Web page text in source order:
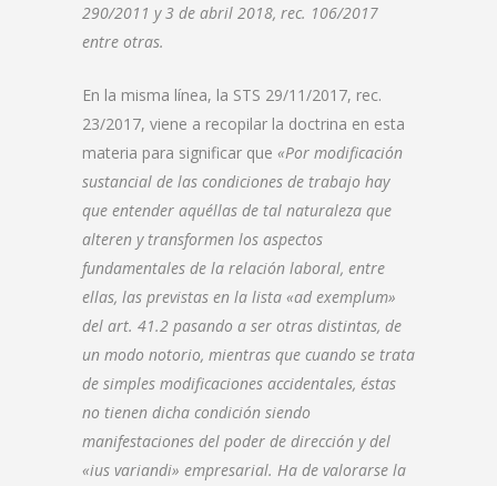
290/2011 y 3 de abril 2018, rec. 106/2017
entre otras.
En la misma línea, la STS 29/11/2017, rec.
23/2017, viene a recopilar la doctrina en esta
materia para significar que «Por modificación
sustancial de las condiciones de trabajo hay
que entender aquéllas de tal naturaleza que
alteren y transformen los aspectos
fundamentales de la relación laboral, entre
ellas, las previstas en la lista «ad exemplum»
del art. 41.2 pasando a ser otras distintas, de
un modo notorio, mientras que cuando se trata
de simples modificaciones accidentales, éstas
no tienen dicha condición siendo
manifestaciones del poder de dirección y del
«ius variandi» empresarial. Ha de valorarse la